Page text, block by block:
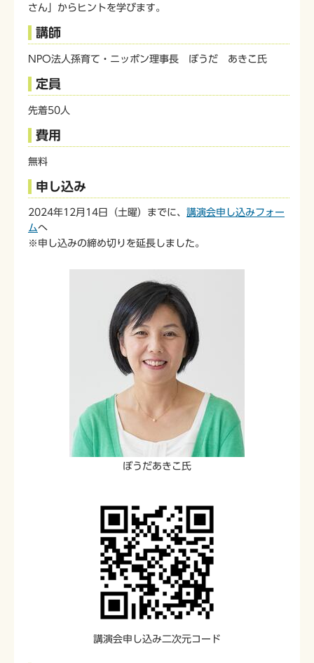
さん」からヒントを学びます。
講師
NPO法人孫育て・ニッポン理事長 ぼうだ あきこ氏
定員
先着50人
費用
無料
申し込み
2024年12月14日（土曜）までに、 講演会申し込みフォー
ムへ
※申し込みの締め切りを延長しました。
ぼうだあきこ氏
講演会申し込み二次元コード